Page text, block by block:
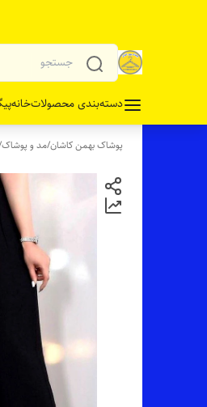
دسته‌بندی محصولاتخانه
پوشاک بهمن کاشان/مد و پوشاک